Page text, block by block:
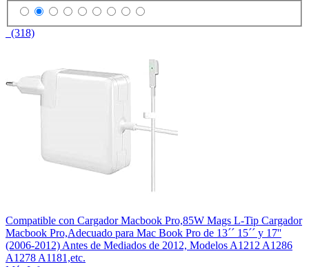
(318)
Compatible con Cargador Macbook Pro,85W Mags L-Tip Cargador
Macbook Pro,Adecuado para Mac Book Pro de 13´´ 15´´ y 17''
(2006-2012) Antes de Mediados de 2012, Modelos A1212 A1286
A1278 A1181,etc.